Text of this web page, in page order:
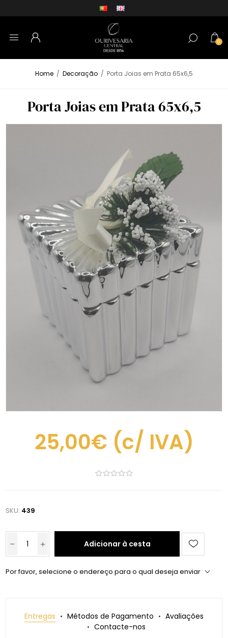
0
Home / Decoração / Porta Joias em Prata 65x6,5
Porta Joias em Prata 65x6,5
25,00€ (c/ IVA)
SKU: 439
Adicionar à cesta
Por favor, selecione o endereço para o qual deseja enviar
Entregas Métodos de Pagamento
Avaliações
Contacte-nos